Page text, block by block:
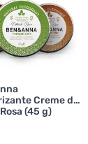
Creme de
(45 g)